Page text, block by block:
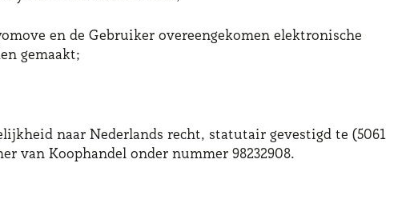
en de Gebruiker overeengekomen elektronische
gemaakt;
naar Nederlands recht, statutair gevestigd te (5061
van Koophandel onder nummer 98232908.